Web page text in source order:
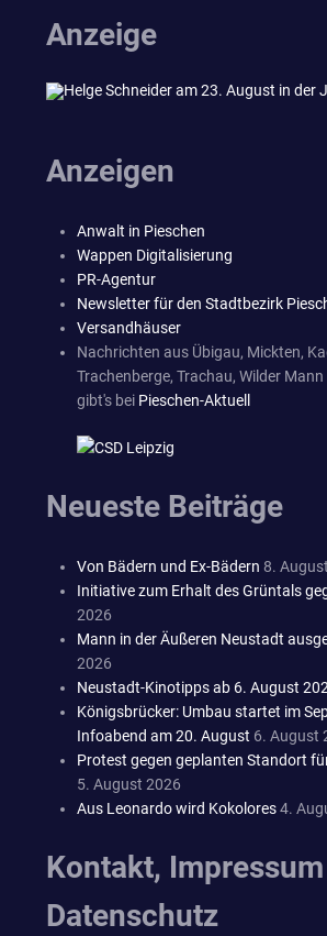
Anzeige
Anzeigen
Anwalt in Pieschen
Wappen Digitalisierung
PR-Agentur
Newsletter für den Stadtbezirk
Versandhäuser
Nachrichten aus Übigau, Mickten,
Trachenberge, Trachau, Wilder
gibt's bei Pieschen-Aktuell
Neueste Beiträge
Von Bädern und Ex-Bädern 8.
Initiative zum Erhalt des Grüntals
2026
Mann in der Äußeren Neustadt
2026
Neustadt-Kinotipps ab 6. August
Königsbrücker: Umbau startet im
Infoabend am 20. August 6. August
Protest gegen geplanten Standort
5. August 2026
Aus Leonardo wird Kokolores4.
Kontakt, Impressum
Datenschutz